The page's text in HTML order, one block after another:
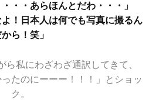
・・あらほんとだわ・・・」
！日本人は何でも写真に撮るん
ら！笑」
ら私にわざわざ通訳してきて、
たのにーーー！！！」とショッ
ク。